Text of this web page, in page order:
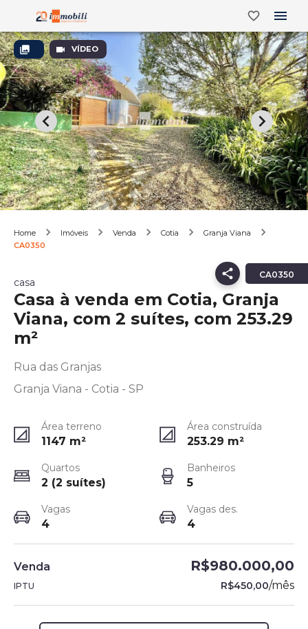
VÍDEO
Home Imóveis Venda Cotia
Granja Viana
CA0350
CA0350
casa
Casa à venda em Cotia, Granja
Viana, com 2 suítes, com 253.29
m²
Rua das Granjas
Granja Viana - Cotia - SP
Área terreno
1147 m²
Área construída
253.29 m²
Quartos
2 (2 suítes)
Banheiros
5
Vagas
4
Vagas des.
4
Venda R$980.000,00
IPTU R$450,00/mês